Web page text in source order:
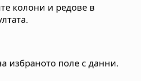
колони и редове в
избраното поле с данни.